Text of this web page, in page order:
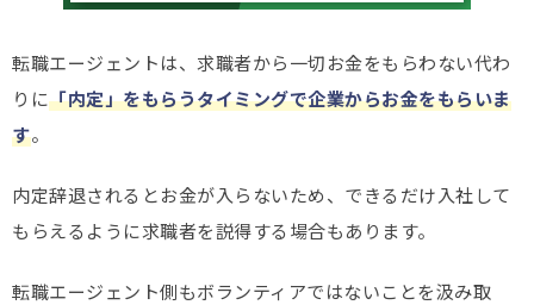
転職エージェントは、求職者から一切お金をもらわない代わ
りに「内定」をもらうタイミングで企業からお金をもらいま
す。
内定辞退されるとお金が入らないため、できるだけ入社して
もらえるように求職者を説得する場合もあります。
転職エージェント側もボランティアではないことを汲み取